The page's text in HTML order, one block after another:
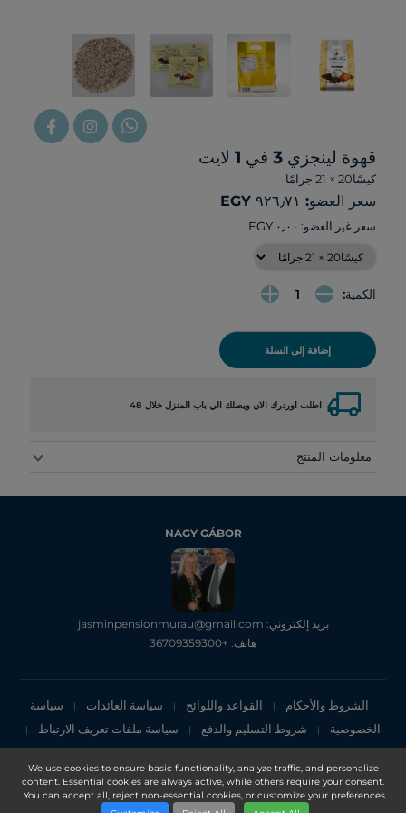
We use cookies to ensure basic functionality, analyze traffic, and personalize
content. Essential cookies are always active, while others require your consent.
You can accept all, reject non-essential cookies, or customize your preferences.
قهوة لينجزي 3 في 1 لايت
كيسًا20 × 21 جرامًا
سعر العضو: ‏٩٢٦٫٧١ EGY
سعر غير العضو:
الكمية:
إضافة إلى السلة
local_shipping اطلب اوردرك الان ويصلك الي باب المنزل خلال 48
معلومات المنتج
NAGY GÁBOR
بريد إلكتروني: jasminpensionmurau@gmail.com
هاتف: +36709359300
الشروط والأحكام | القواعد واللوائح | سياسة العائدات |
سياسة
الخصوصية
| شروط التسليم والدفع | سياسة ملفات تعريف الارتباط |
إشعار الخصوصية
Copyright 2025, DXN Holdings Bhd. 199501033918 (363120-V)